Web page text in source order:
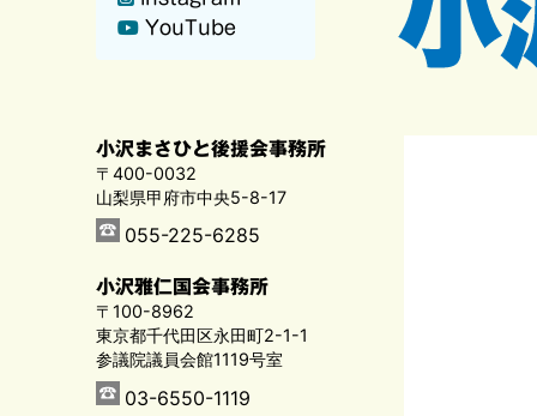
YouTube
小沢まさひと後援会事務所
〒400-0032
山梨県甲府市中央5-8-17
055-225-6285
小沢雅仁国会事務所
〒100-8962
東京都千代田区永田町2-1-1
参議院議員会館1119号室
03-6550-1119